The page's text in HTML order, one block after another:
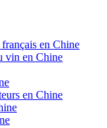
en Chine
vin en Chine
en Chine